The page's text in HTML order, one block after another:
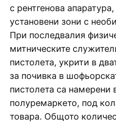
с рентгенова
установени зони с
При последвалия
митническите
пистолета, укрити в
за почивка в
пистолета са намерени
полуремаркето, под
товара. Общото